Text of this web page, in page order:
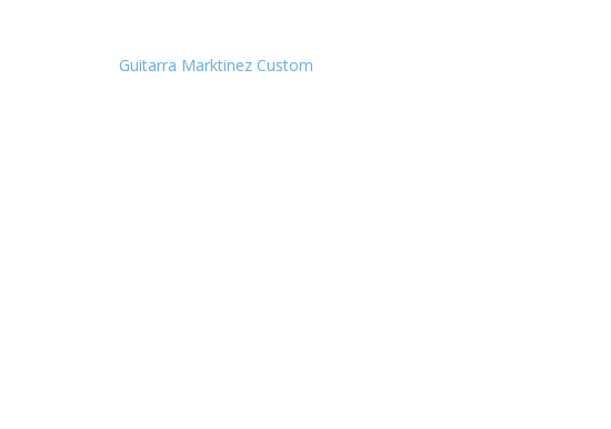
Guitarra Marktinez Custom